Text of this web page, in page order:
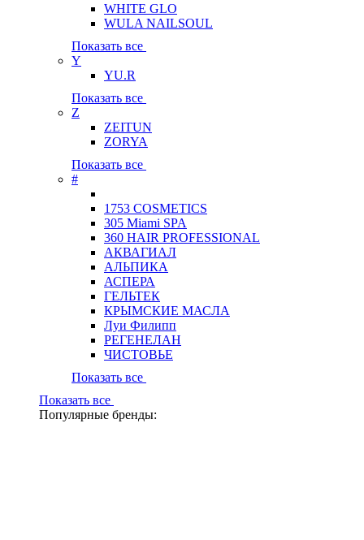
WHITE GLO
WULA NAILSOUL
Показать все
Y
YU.R
Показать все
Z
ZEITUN
ZORYA
Показать все
#
1753 COSMETICS
305 Miami SPA
360 HAIR PROFESSIONAL
АКВАГИАЛ
АЛЬПИКА
АСПЕРА
ГЕЛЬТЕК
КРЫМСКИЕ МАСЛА
Луи Филипп
РЕГЕНЕЛАН
ЧИСТОВЬЕ
Показать все
Показать все
Популярные бренды: